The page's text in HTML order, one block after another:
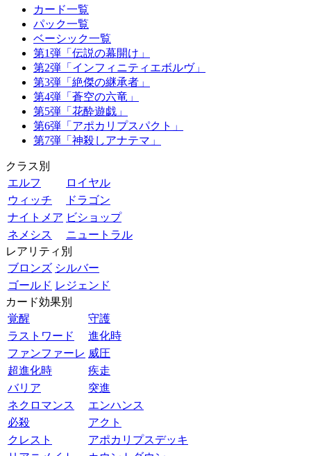
カード一覧
パック一覧
ベーシック一覧
第1弾「伝説の幕開け」
第2弾「インフィニティエボルヴ」
第3弾「絶傑の継承者」
第4弾「蒼空の六竜」
第5弾「花酔遊戯」
第6弾「アポカリプスパクト」
第7弾「神殺しアナテマ」
クラス別
エルフ
ロイヤル
ウィッチ
ドラゴン
ナイトメア ビショップ
ネメシス
ニュートラル
レアリティ別
ブロンズ シルバー
ゴールド レジェンド
カード効果別
覚醒
守護
ラストワード
進化時
ファンファーレ 威圧
超進化時
疾走
バリア
突進
ネクロマンス
エンハンス
必殺
アクト
クレスト
アポカリプスデッキ